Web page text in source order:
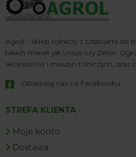
Agrol – sklep rolniczy z częściami do
takich marek jak Ursus czy Zetor.
akcesoriów i maszyn rolniczych, oraz
 Obserwuj nas na Facebooku
STREFA KLIENTA
Moje konto
Dostawa